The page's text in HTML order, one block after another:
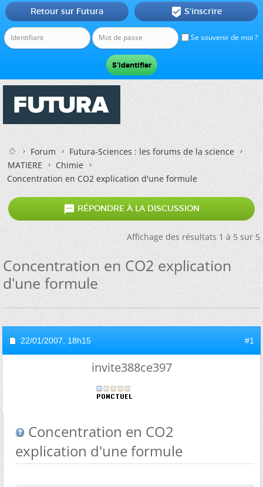
Se souvenir de moi ?
Retour sur Futura  S'inscrire
Forum
Futura-Sciences : les forums de la science
MATIERE
Chimie
Concentration en CO2 explication d'une formule
 RÉPONDRE À LA DISCUSSION
Affichage des résultats 1 à 5 sur 5
Concentration en CO2 explication
d'une formule
22/01/2007, 18h15 #1
invite388ce397
Concentration en CO2
explication d'une formule